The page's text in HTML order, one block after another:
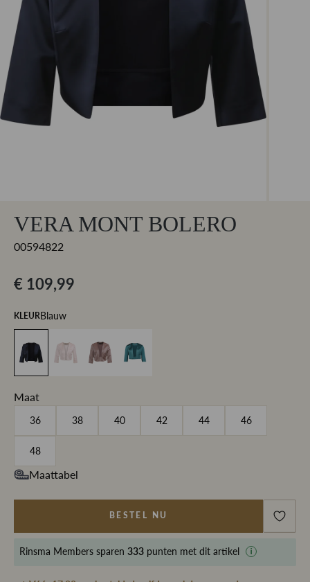
VERA MONT BOLERO
00594822
€ 109,99
KLEURBlauw
Maat
36 38 40 42 44 46
48
Maattabel
BESTEL NU
Rinsma Members sparen 333 punten met dit artikel